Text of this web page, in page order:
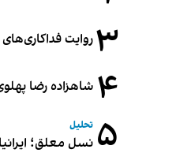
۳روایت فداکاری‌های محمد صلاح؛
۴ شاهزاده رضا
۵ تحلیل
نسل معلق؛